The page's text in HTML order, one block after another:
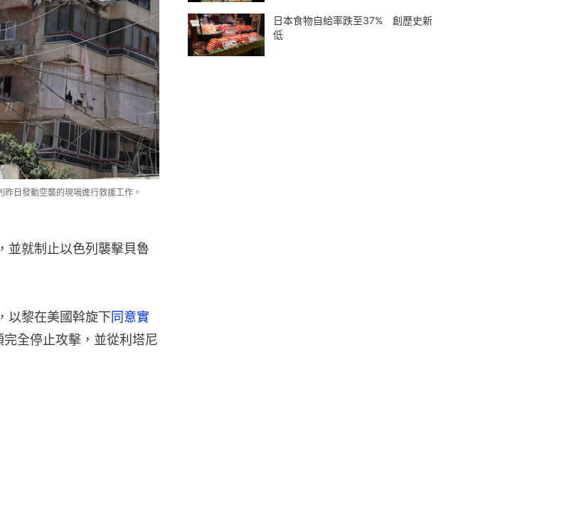
日發動空襲的現場進行救援工作。
並就制止以色列襲擊貝魯
以黎在美國斡旋下同意實
全停止攻擊，並從利塔尼
日本食物自給率跌至37% 創歷史新
低